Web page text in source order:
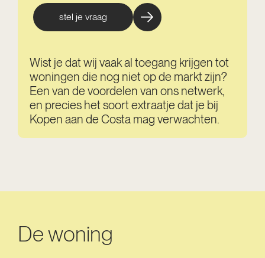
stel je vraag
Wist je dat wij vaak al toegang krijgen tot
woningen die nog niet op de markt zijn?
Een van de voordelen van ons netwerk,
en precies het soort extraatje dat je bij
Kopen aan de Costa mag verwachten.
De woning